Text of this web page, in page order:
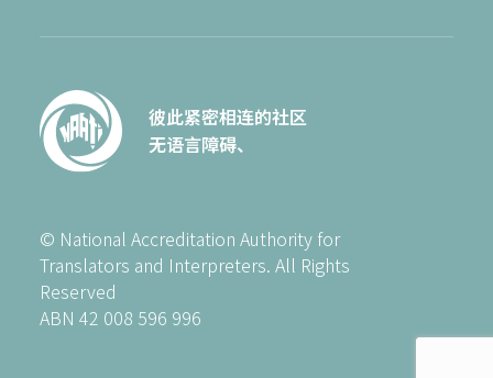
彼此紧密相连的社区
无语言障碍、
© National Accreditation Authority for
Translators and Interpreters. All Rights
Reserved
ABN 42 008 596 996